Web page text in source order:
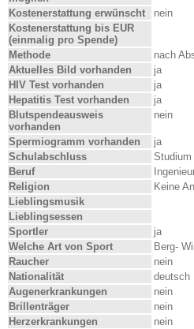
Kostenerstattung erwünscht
nein
Kostenerstattung bis EUR
(einmalig pro Spende)
Methode
nach
Aktuelles Bild vorhanden
ja
HIV Test vorhanden
ja
Hepatitis Test vorhanden
ja
Blutspendeausweis
vorhanden
nein
Spermiogramm vorhanden
ja
Schulabschluss
Studium
Beruf
Religion
Keine
Lieblingsmusik
Lieblingsessen
Sportler
ja
Welche Art von Sport
Berg-
Raucher
nein
Nationalität
deutsch
Augenerkrankungen
nein
Brillenträger
nein
Herzerkrankungen
nein